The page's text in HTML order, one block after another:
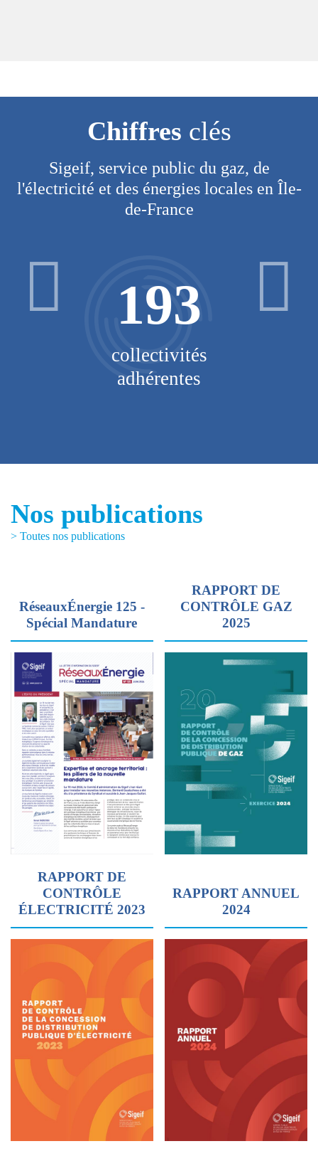
Chiffres clés
Sigeif, service public du gaz, de
l'électricité et des énergies locales en Île-
de-France
193
collectivités
adhérentes
Nos publications
> Toutes nos publications
RéseauxÉnergie 125 -
Spécial Mandature
RAPPORT DE
CONTRÔLE GAZ
2025
RAPPORT DE
CONTRÔLE
ÉLECTRICITÉ 2023
RAPPORT ANNUEL
2024